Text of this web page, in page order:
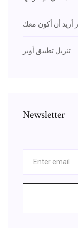
أريد أن أكون معك
تنزيل تطبيق أوبر
Newsletter